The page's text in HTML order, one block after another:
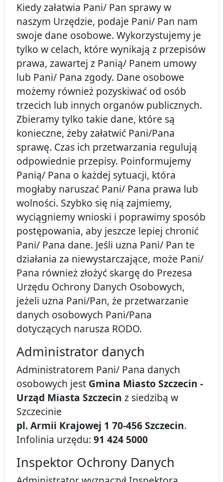
Kiedy załatwia Pani/ Pan sprawy w
naszym Urzędzie, podaje Pani/ Pan nam
swoje dane osobowe. Wykorzystujemy je
tylko w celach, które wynikają z przepisów
prawa, zawartej z Panią/ Panem umowy
lub Pani/ Pana zgody. Dane osobowe
możemy również pozyskiwać od osób
trzecich lub innych organów publicznych.
Zbieramy tylko takie dane, które są
konieczne, żeby załatwić Pani/Pana
sprawę. Czas ich przetwarzania regulują
odpowiednie przepisy. Poinformujemy
Panią/ Pana o każdej sytuacji, która
mogłaby naruszać Pani/ Pana prawa lub
wolności. Szybko się nią zajmiemy,
wyciągniemy wnioski i poprawimy sposób
postępowania, aby jeszcze lepiej chronić
Pani/ Pana dane. Jeśli uzna Pani/ Pan te
działania za niewystarczające, może Pani/
Pana również złożyć skargę do Prezesa
Urzędu Ochrony Danych Osobowych,
jeżeli uzna Pani/Pan, że przetwarzanie
danych osobowych Pani/Pana
dotyczących narusza RODO.
Administrator danych
Administratorem Pani/ Pana danych
osobowych jest Gmina Miasto Szczecin -
Urząd Miasta Szczecin z siedzibą w
Szczecinie
pl. Armii Krajowej 1 70-456 Szczecin.
Infolinia urzędu: 91 424 5000
Inspektor Ochrony Danych